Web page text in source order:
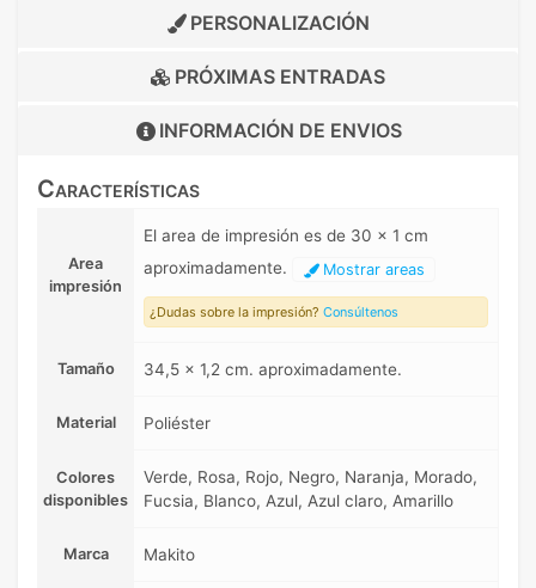
PERSONALIZACIÓN
PRÓXIMAS ENTRADAS
INFORMACIÓN DE ENVIOS
Características
Area
impresión
El area de impresión es de 30 x 1 cm
aproximadamente.
Mostrar areas
¿Dudas sobre la impresión? Consúltenos
Tamaño 34,5 x 1,2 cm. aproximadamente.
Material Poliéster
Colores
disponibles
Verde, Rosa, Rojo, Negro, Naranja, Morado,
Fucsia, Blanco, Azul, Azul claro, Amarillo
Marca Makito